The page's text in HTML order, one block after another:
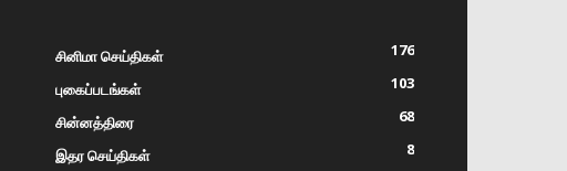
சினிமா செய்திகள்
176
புகைப்படங்கள்
103
சின்னத்திரை
68
இதர செய்திகள்
8